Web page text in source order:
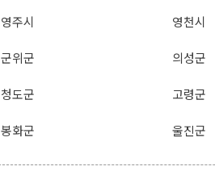
영주시 영천시
군위군 의성군
청도군 고령군
봉화군 울진군